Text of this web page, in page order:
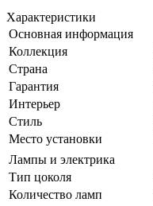
Характеристики
Основная информация
Коллекция
Страна
Гарантия
Интерьер
Стиль
Место установки
Лампы и электрика
Тип цоколя
Количество ламп